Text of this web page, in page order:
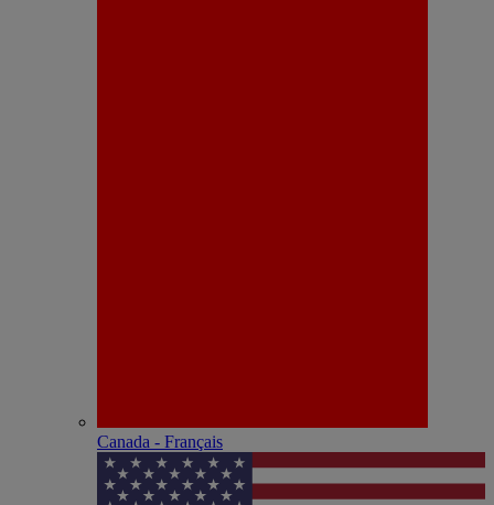
Canada - Français